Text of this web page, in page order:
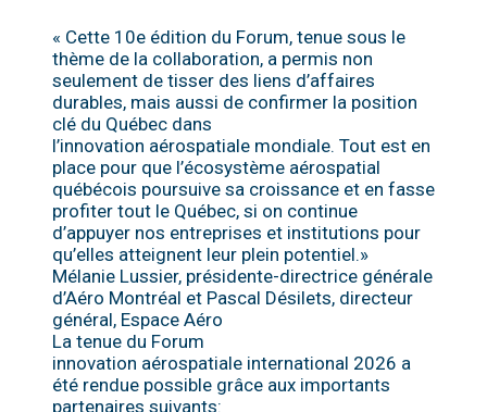
« Cette 10e édition du Forum, tenue sous le
thème de la collaboration, a permis non
seulement de tisser des liens d’affaires
durables, mais aussi de confirmer la position
clé du Québec dans
l’innovation aérospatiale mondiale. Tout est en
place pour que l’écosystème aérospatial
québécois poursuive sa croissance et en fasse
profiter tout le Québec, si on continue
d’appuyer nos entreprises et institutions pour
qu’elles atteignent leur plein potentiel.»
Mélanie Lussier, présidente-directrice générale
d’Aéro Montréal et Pascal Désilets, directeur
général, Espace Aéro
La tenue du Forum
innovation aérospatiale international 2026 a
été rendue possible grâce aux importants
partenaires suivants: